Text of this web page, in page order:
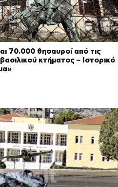
70.000 θησαυροί από τις
κτήματος – Ιστορικό